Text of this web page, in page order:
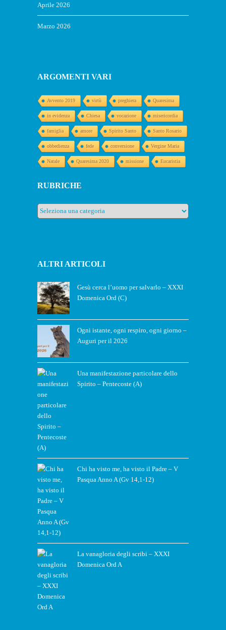
Aprile 2026
Marzo 2026
ARGOMENTI VARI
Avvento 2019 virtù preghiera Quaresima
in evidenza Chiesa vocazione misericordia
famiglia amore Spirito Santo Santo Rosario
obbedienza fede conversione Vergine Maria
Natale Quaresima 2020 missione Eucaristia
RUBRICHE
Rubriche
ALTRI ARTICOLI
Gesù cerca l’uomo per salvarlo – XXXI
Domenica Ord (C)
Ogni istante, ogni respiro, ogni giorno –
Auguri per il 2026
Una manifestazione particolare dello
Spirito – Pentecoste (A)
Chi ha visto me, ha visto il Padre – V
Pasqua Anno A (Gv 14,1-12)
La vanagloria degli scribi – XXXI
Domenica Ord A